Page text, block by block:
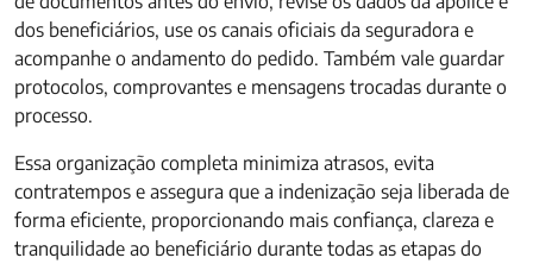
dos beneficiários, use os canais oficiais da seguradora e
acompanhe o andamento do pedido. Também vale guardar
protocolos, comprovantes e mensagens trocadas durante o
processo.
Essa organização completa minimiza atrasos, evita
contratempos e assegura que a indenização seja liberada de
forma eficiente, proporcionando mais confiança, clareza e
tranquilidade ao beneficiário durante todas as etapas do